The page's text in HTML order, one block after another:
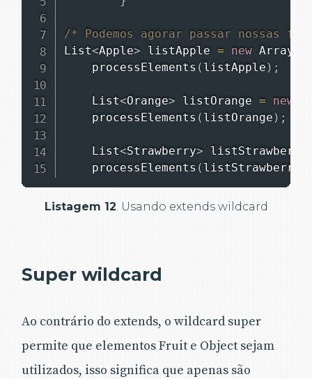
/* Podemos agorar passar nossas
List<Apple> listApple = new
processElements ( listApple ) ;
List<Orange> listOrange = new
processElements ( listOrange ) ;
List<Strawberry>
processElements ( listStrawberry
Listagem 12. Usando extends wildcard
Super wildcard
Ao contrário do extends, o wildcard super
permite que elementos Fruit e Object sejam
utilizados, isso significa que apenas são